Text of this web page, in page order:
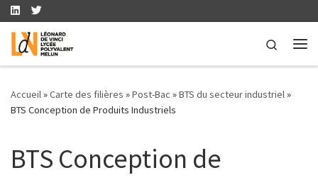
Skip to content
Search
Accueil»Carte des filières »Post-Bac »BTS du secteur industriel»
BTS Conception de Produits Industriels
BTS Conception de